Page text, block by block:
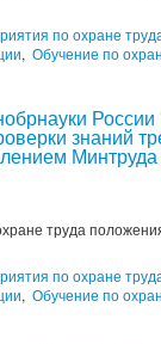
по охране
, Обучение по
знаний
труда
по охране
, Обучение по